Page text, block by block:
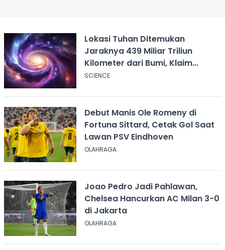
Lokasi Tuhan Ditemukan
Jaraknya 439 Miliar Triliun
Kilometer dari Bumi, Klaim
Ilmuwan Harvard
SCIENCE
Debut Manis Ole Romeny di
Fortuna Sittard, Cetak Gol Saat
Lawan PSV Eindhoven
OLAHRAGA
Joao Pedro Jadi Pahlawan,
Chelsea Hancurkan AC Milan 3-0
di Jakarta
OLAHRAGA